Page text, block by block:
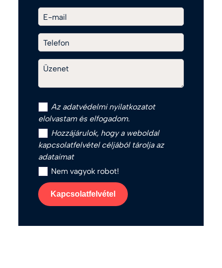
E-mail
Telefon
Üzenet
Az adatvédelmi nyilatkozatot
elolvastam és elfogadom.
Hozzájárulok, hogy a weboldal
kapcsolatfelvétel céljából tárolja az
adataimat
Nem vagyok robot!
Kapcsolatfelvétel